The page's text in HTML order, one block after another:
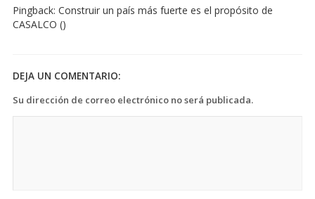
sostenibilidad:
de
la
Pingback: Construir un país más fuerte es el propósito de
CASALCO ()
DEJA UN COMENTARIO:
Su dirección de correo electrónico no será publicada.